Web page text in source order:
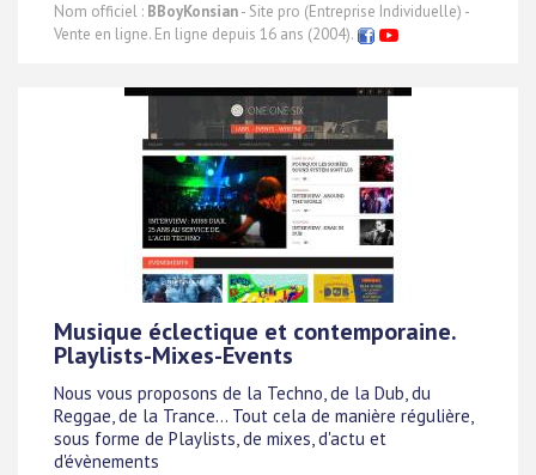
Nom officiel : BBoyKonsian- Site pro (Entreprise Individuelle) -
Vente en ligne. En ligne depuis 16 ans (2004).
Musique éclectique et contemporaine.
Playlists-Mixes-Events
Nous vous proposons de la Techno, de la Dub, du
Reggae, de la Trance... Tout cela de manière régulière,
sous forme de Playlists, de mixes, d'actu et
d'évènements